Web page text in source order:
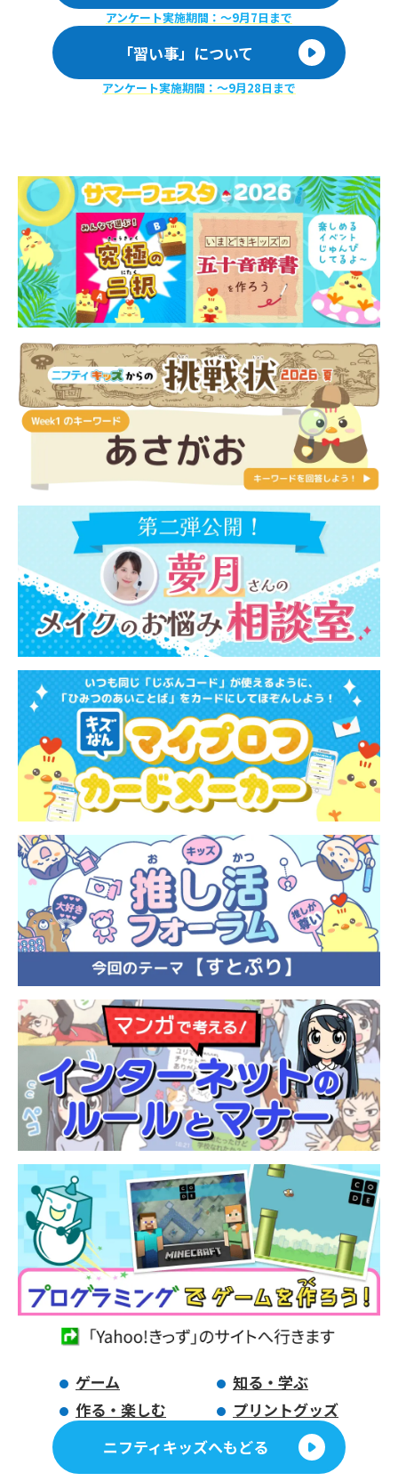
アンケート実施期間：〜9月7日まで
「習い事」について
アンケート実施期間：〜9月28日まで
ゲーム
知る・学ぶ
作る・楽しむ
プリントグッズ
ニフティキッズへもどる